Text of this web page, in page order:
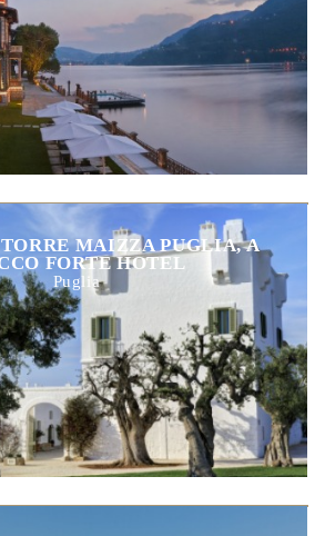
MAIZZA PUGLIA, A
FORTE HOTEL
Puglia